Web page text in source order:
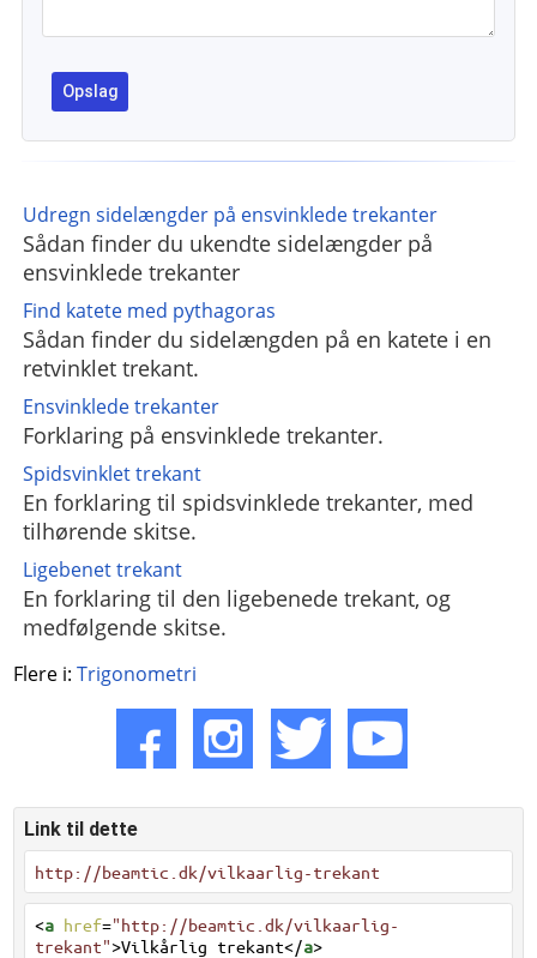
Udregn sidelængder på ensvinklede trekanter
Sådan finder du ukendte sidelængder på
ensvinklede trekanter
Find katete med pythagoras
Sådan finder du sidelængden på en katete i en
retvinklet trekant.
Ensvinklede trekanter
Forklaring på ensvinklede trekanter.
Spidsvinklet trekant
En forklaring til spidsvinklede trekanter, med
tilhørende skitse.
Ligebenet trekant
En forklaring til den ligebenede trekant, og
medfølgende skitse.
Flere i:Trigonometri
Link til dette
http://beamtic.dk/vilkaarlig-trekant
<a href="http://beamtic.dk/vilkaarlig-
trekant">Vilkårlig trekant</a>